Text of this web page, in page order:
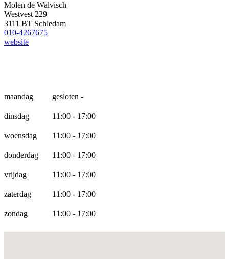
Molen de Walvisch
Westvest 229
3111 BT Schiedam
010-4267675
website
maandag gesloten -
dinsdag 11:00 - 17:00
woensdag 11:00 - 17:00
donderdag 11:00 - 17:00
vrijdag 11:00 - 17:00
zaterdag 11:00 - 17:00
zondag 11:00 - 17:00